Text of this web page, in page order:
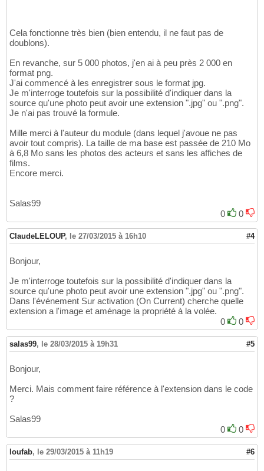
Cela fonctionne très bien (bien entendu, il ne faut pas de
doublons).
En revanche, sur 5 000 photos, j'en ai à peu près 2 000 en
format png.
J'ai commencé à les enregistrer sous le format jpg.
Je m'interroge toutefois sur la possibilité d'indiquer dans la
source qu'une photo peut avoir une extension ".jpg" ou ".png".
Je n'ai pas trouvé la formule.
Mille merci à l'auteur du module (dans lequel j'avoue ne pas
avoir tout compris). La taille de ma base est passée de 210 Mo
à 6,8 Mo sans les photos des acteurs et sans les affiches de
films.
Encore merci.
Salas99
0
0
ClaudeLELOUP, le 27/03/2015 à 16h10 #4
Bonjour,
Je m'interroge toutefois sur la possibilité d'indiquer dans la
source qu'une photo peut avoir une extension ".jpg" ou ".png".
Dans l'événement Sur activation (On Current) cherche quelle
extension a l'image et aménage la propriété à la volée.
0
0
salas99, le 28/03/2015 à 19h31 #5
Bonjour,
Merci. Mais comment faire référence à l'extension dans le code
?
Salas99
0
0
loufab, le 29/03/2015 à 11h19 #6